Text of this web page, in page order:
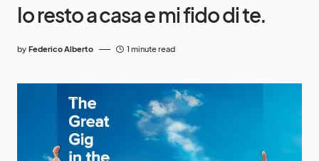
Io resto a casa e mi fido di te.
by Federico Alberto 1 minute read